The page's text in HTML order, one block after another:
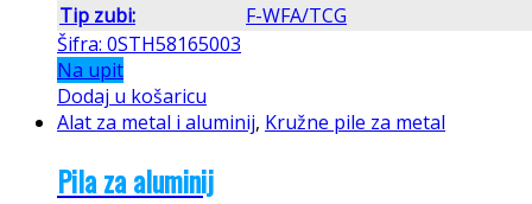
Tip zubi:
F-WFA/TCG
Šifra: 0STH58165003
Na upit
Dodaj u košaricu
Alat za metal i aluminij, Kružne pile za metal
Pila za aluminij